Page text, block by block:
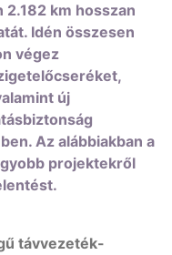
km hosszan
Idén összesen
végez
új
Az alábbiakban a
projektekről
távvezeték-